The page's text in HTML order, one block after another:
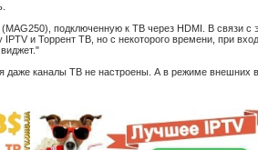
(MAG250), подключенную к ТВ через HDMI. В
и Торрент ТВ, но с некоторого времени, при
каналы ТВ не настроены. А в режиме внешних